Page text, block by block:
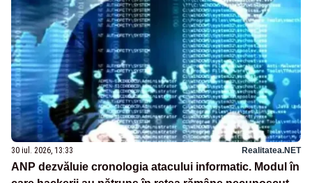
30 iul. 2026, 13:33 Realitatea.NET
ANP dezvăluie cronologia atacului informatic. Modul în